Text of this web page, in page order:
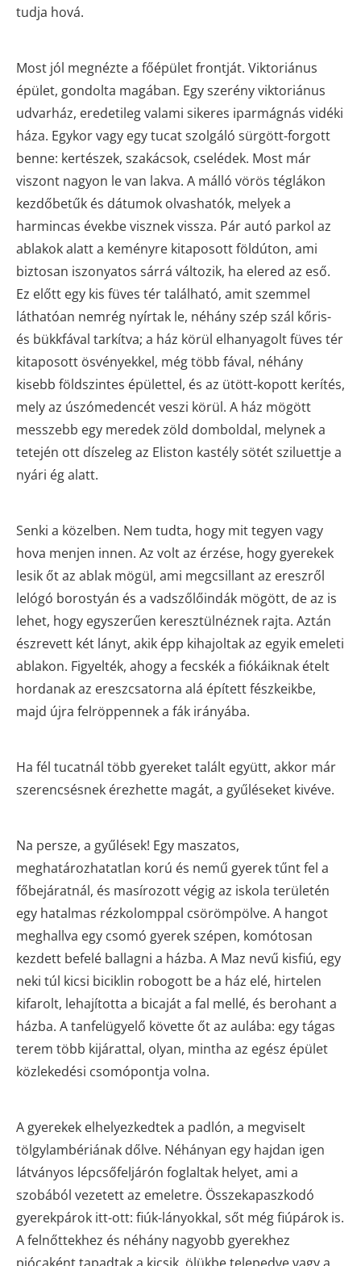
tudja hová.
Most jól megnézte a főépület frontját. Viktoriánus
épület, gondolta magában. Egy szerény viktoriánus
udvarház, eredetileg valami sikeres iparmágnás vidéki
háza. Egykor vagy egy tucat szolgáló sürgött-forgott
benne: kertészek, szakácsok, cselédek. Most már
viszont nagyon le van lakva. A málló vörös téglákon
kezdőbetűk és dátumok olvashatók, melyek a
harmincas évekbe visznek vissza. Pár autó parkol az
ablakok alatt a keményre kitaposott földúton, ami
biztosan iszonyatos sárrá változik, ha elered az eső.
Ez előtt egy kis füves tér található, amit szemmel
láthatóan nemrég nyírtak le, néhány szép szál kőris-
és bükkfával tarkítva; a ház körül elhanyagolt füves tér
kitaposott ösvényekkel, még több fával, néhány
kisebb földszintes épülettel, és az ütött-kopott kerítés,
mely az úszómedencét veszi körül. A ház mögött
messzebb egy meredek zöld domboldal, melynek a
tetején ott díszeleg az Eliston kastély sötét sziluettje a
nyári ég alatt.
Senki a közelben. Nem tudta, hogy mit tegyen vagy
hova menjen innen. Az volt az érzése, hogy gyerekek
lesik őt az ablak mögül, ami megcsillant az ereszről
lelógó borostyán és a vadszőlőindák mögött, de az is
lehet, hogy egyszerűen keresztülnéznek rajta. Aztán
észrevett két lányt, akik épp kihajoltak az egyik emeleti
ablakon. Figyelték, ahogy a fecskék a fiókáiknak ételt
hordanak az ereszcsatorna alá épített fészkeikbe,
majd újra felröppennek a fák irányába.
Ha fél tucatnál több gyereket talált együtt, akkor már
szerencsésnek érezhette magát, a gyűléseket kivéve.
Na persze, a gyűlések! Egy maszatos,
meghatározhatatlan korú és nemű gyerek tűnt fel a
főbejáratnál, és masírozott végig az iskola területén
egy hatalmas rézkolomppal csörömpölve. A hangot
meghallva egy csomó gyerek szépen, komótosan
kezdett befelé ballagni a házba. A Maz nevű kisfiú, egy
neki túl kicsi biciklin robogott be a ház elé, hirtelen
kifarolt, lehajította a bicaját a fal mellé, és berohant a
házba. A tanfelügyelő követte őt az aulába: egy tágas
terem több kijárattal, olyan, mintha az egész épület
közlekedési csomópontja volna.
A gyerekek elhelyezkedtek a padlón, a megviselt
tölgylambériának dőlve. Néhányan egy hajdan igen
látványos lépcsőfeljárón foglaltak helyet, ami a
szobából vezetett az emeletre. Összekapaszkodó
gyerekpárok itt-ott: fiúk-lányokkal, sőt még fiúpárok is.
A felnőttekhez és néhány nagyobb gyerekhez